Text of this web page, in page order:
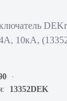
4А, 10кА,
13352DEK